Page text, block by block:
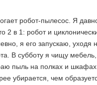
робот-пылесос. Я
2 в 1: робот и
я его запускаю, уходя
В субботу я чищу мебель,
пыль на полках и
убирается, чем